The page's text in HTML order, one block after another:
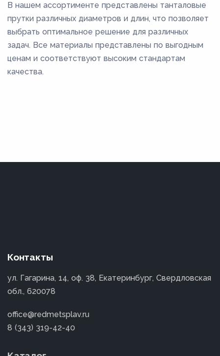
В нашем ассортименте представлены танталовые
прутки различных диаметров и длин, что позволяет
выбрать оптимальное решение для различных
задач. Все материалы представлены по выгодным
ценам и соответствуют высоким стандартам
качества.
Контакты
ул. Гагарина, 14, оф. 38, Екатеринбург, Свердловская
обл., 620078
office@redmetsplav.ru
8 (343) 319-42-40